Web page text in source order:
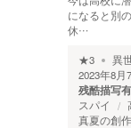
になると別
休…
★3 異
2023年8月
残酷描写
スパイ
真夏の創